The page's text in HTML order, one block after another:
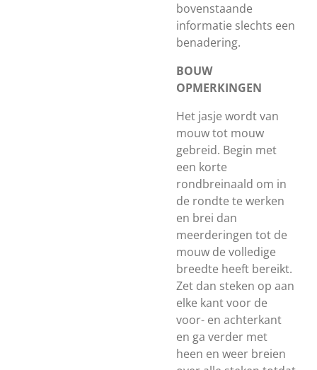
bovenstaande
informatie slechts een
benadering.
BOUW
OPMERKINGEN
Het jasje wordt van
mouw tot mouw
gebreid. Begin met
een korte
rondbreinaald om in
de rondte te werken
en brei dan
meerderingen tot de
mouw de volledige
breedte heeft bereikt.
Zet dan steken op aan
elke kant voor de
voor- en achterkant
en ga verder met
heen en weer breien